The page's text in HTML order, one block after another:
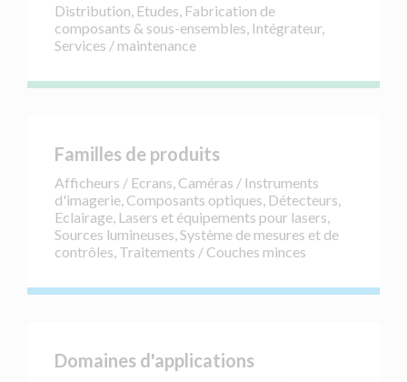
Distribution, Etudes, Fabrication de
composants & sous-ensembles, Intégrateur,
Services / maintenance
Familles de produits
Afficheurs / Ecrans, Caméras / Instruments
d'imagerie, Composants optiques, Détecteurs,
Eclairage, Lasers et équipements pour lasers,
Sources lumineuses, Système de mesures et de
contrôles, Traitements / Couches minces
Domaines d'applications